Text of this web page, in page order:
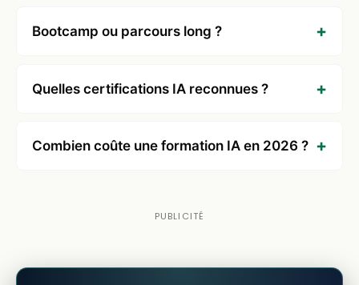
Bootcamp ou parcours long ?
Quelles certifications IA reconnues ?
Combien coûte une formation IA en 2026 ?